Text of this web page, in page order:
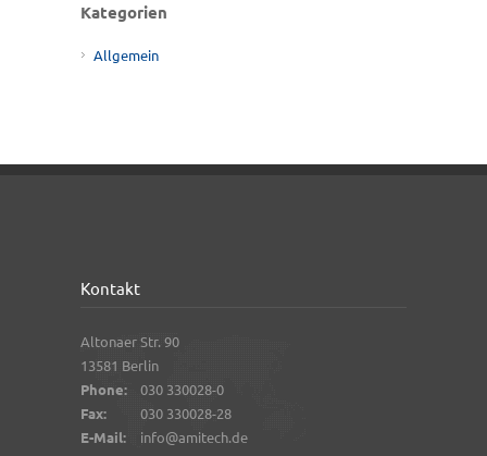
Kategorien
Allgemein
Kontakt
Altonaer Str. 90
13581 Berlin
Phone:
030 330028-0
Fax:
030 330028-28
E-Mail:
info@amitech.de